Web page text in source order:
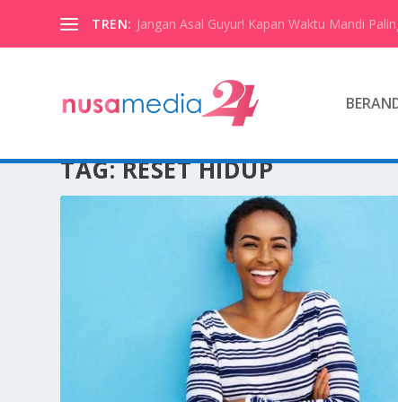
TREN: Jangan Asal Guyur! Kapan Waktu Mandi
TAG:RESET HIDUP